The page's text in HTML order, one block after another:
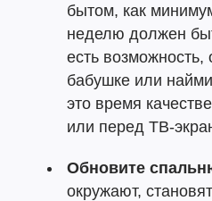
бытом, как
неделю должен
есть возможность,
бабушке или
это время
или перед ТВ-
Обновите
окружают,